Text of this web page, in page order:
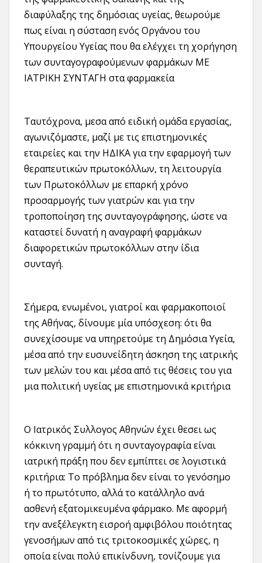
διαφύλαξης της δημόσιας υγείας, θεωρούμε
πως είναι η σύσταση ενός Οργάνου του
Υπουργείου Υγείας που θα ελέγχει τη χορήγηση
των συνταγογραφούμενων φαρμάκων ΜΕ
ΙΑΤΡΙΚΗ ΣΥΝΤΑΓΗ στα φαρμακεία
Ταυτόχρονα, μεσα από ειδική ομάδα εργασίας,
αγωνιζόμαστε, μαζί με τις επιστημονικές
εταιρείες και την ΗΔΙΚΑ για την εφαρμογή των
θεραπευτικών πρωτοκόλλων, τη λειτουργία
των Πρωτοκόλλων με επαρκή χρόνο
προσαρμογής των γιατρών και για την
τροποποίηση της συνταγογράφησης, ώστε να
καταστεί δυνατή η αναγραφή φαρμάκων
διαφορετικών πρωτοκόλλων στην ίδια
συνταγή.
Σήμερα, ενωμένοι, γιατροί και φαρμακοποιοί
της Αθήνας, δίνουμε μία υπόσχεση: ότι θα
συνεχίσουμε να υπηρετούμε τη Δημόσια Υγεία,
μέσα από την ευσυνείδητη άσκηση της ιατρικής
των μελών του και μέσα από τις θέσεις του για
μια πολιτική υγείας με επιστημονικά κριτήρια
Ο Ιατρικός Συλλογος Αθηνών έχει θεσει ως
κόκκινη γραμμή ότι η συνταγογραφία είναι
ιατρική πράξη που δεν εμπίπτει σε λογιστικά
κριτήρια: Το πρόβλημα δεν είναι το γενόσημο
ή το πρωτότυπο, αλλά το κατάλληλο ανά
ασθενή εξατομικευμένα φάρμακο. Με αφορμή
την ανεξέλεγκτη εισροή αμφιβόλου ποιότητας
γενοσήμων από τις τριτοκοσμικές χώρες, η
οποία είναι πολύ επικίνδυνη, τονίζουμε για